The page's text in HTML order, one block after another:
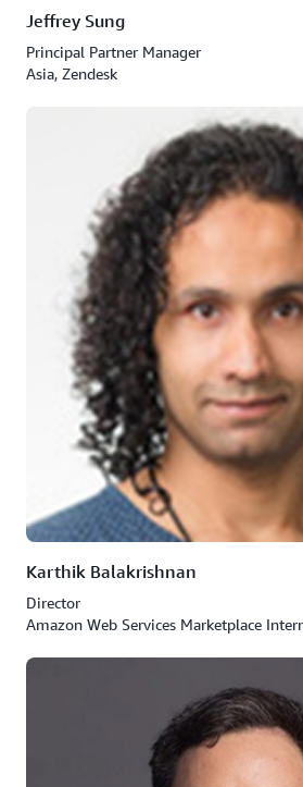
Jeffrey Sung
Principal Partner Manager
Asia, Zendesk
Karthik Balakrishnan
Director
Amazon Web Services Marketplace